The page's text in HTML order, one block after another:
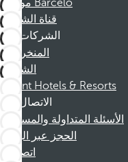
موظفو Barceló
قناة الشكوى
الشركات
المنخرطين
الشركاء
Dorint Hotels & Resorts
الاتصال
الأسئلة المتداولة والمساعدة
الحجز عبر الهاتف
اتصل بنا